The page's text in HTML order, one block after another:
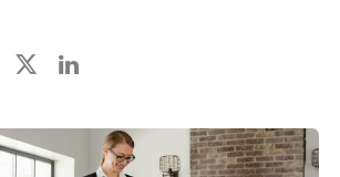
Nos Agences
Nos Valeurs